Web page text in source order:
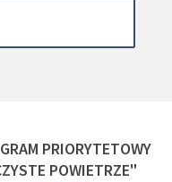
PRIORYTETOWY
POWIETRZE"